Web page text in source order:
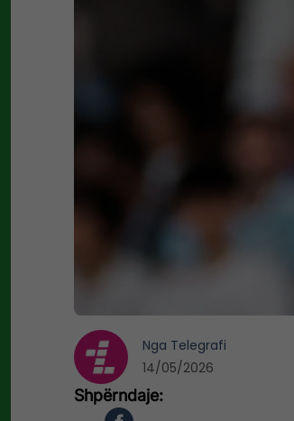
Nga Telegrafi
14/05/2026